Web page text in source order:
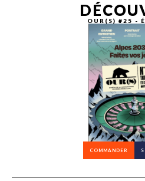
OUR(S) #25 -
COMMANDER